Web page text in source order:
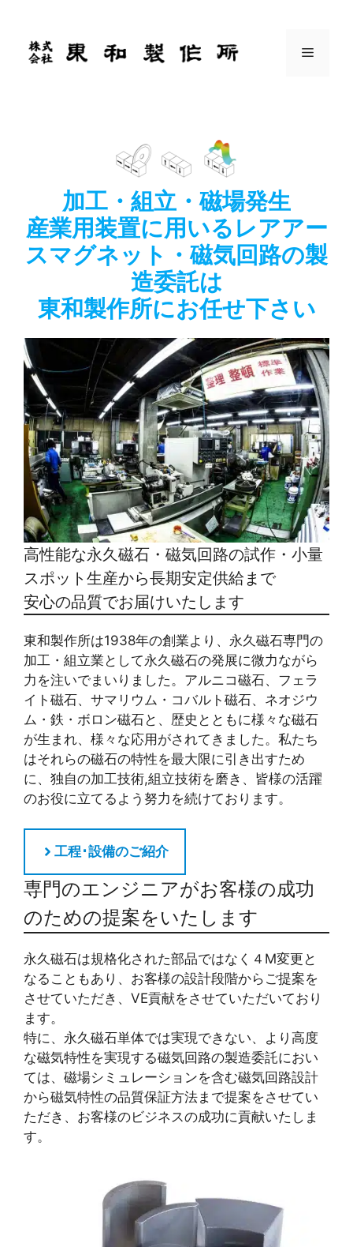
メ
加工・組立・磁場発生
産業用装置に用いるレアアー
スマグネット・磁気回路の製
造委託は
東和製作所にお任せ下さい
高性能な永久磁石・磁気回路の試作・小量
スポット生産から長期安定供給まで
安心の品質でお届けいたします
東和製作所は1938年の創業より、永久磁石専門の
加工・組立業として永久磁石の発展に微力ながら
力を注いでまいりました。アルニコ磁石、フェラ
イト磁石、サマリウム・コバルト磁石、ネオジウ
ム・鉄・ボロン磁石と、歴史とともに様々な磁石
が生まれ、様々な応用がされてきました。私たち
はそれらの磁石の特性を最大限に引き出すため
に、独自の加工技術,組立技術を磨き、皆様の活躍
のお役に立てるよう努力を続けております。
工程･設備のご紹介
専門のエンジニアがお客様の成功
のための提案をいたします
永久磁石は規格化された部品ではなく４M変更と
なることもあり、お客様の設計段階からご提案を
させていただき、VE貢献をさせていただいており
ます。
特に、永久磁石単体では実現できない、より高度
な磁気特性を実現する磁気回路の製造委託におい
ては、磁場シミュレーションを含む磁気回路設計
から磁気特性の品質保証方法まで提案をさせてい
ただき、お客様のビジネスの成功に貢献いたしま
す。